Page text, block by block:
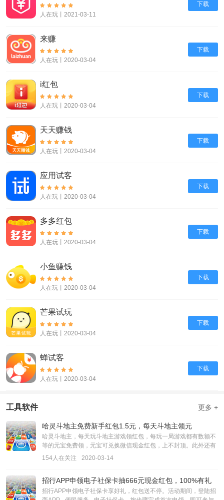
下载
人在玩丨2021-03-11
下载
来赚
人在玩丨2020-03-04
下载
i红包
人在玩丨2020-03-04
下载
天天赚钱
人在玩丨2020-03-04
下载
应用试客
人在玩丨2020-03-04
下载
多多红包
人在玩丨2020-03-04
下载
小鱼赚钱
人在玩丨2020-03-04
下载
芒果试玩
人在玩丨2020-03-04
下载
蝉试客
人在玩丨2020-03-04
工具软件 更多 +
哈灵斗地主免费新手红包1.5元，每天斗地主领元
哈灵斗地主，每天玩斗地主游戏领红包，每玩一局游戏都有数额不
等的元宝免费领，元宝可兑换微信现金红包，上不封顶。此外还有
新用户专属福利，2天赢6局赚1.5元，1元就能提现秒到
154人在关注 2020-03-14
招行APP申领电子社保卡抽666元现金红包，100%有礼
招行APP申领电子社保卡享好礼，红包送不停。活动期间，登陆招